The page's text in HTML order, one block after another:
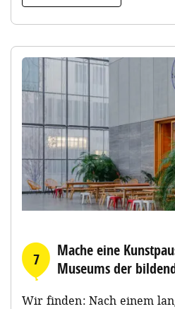
7
Mache eine
Museums der
Wir finden: Nach einem